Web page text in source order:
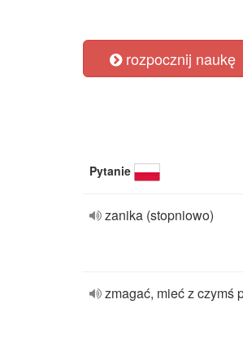
rozpocznij naukę
Pytanie
zanika (stopniowo)
zmagać, mieć z czymś